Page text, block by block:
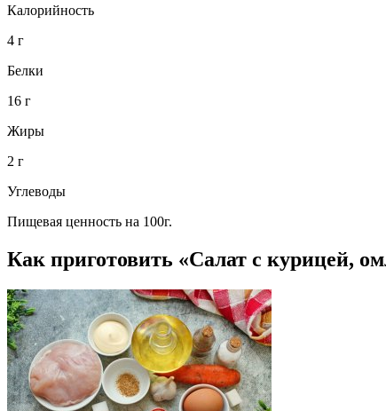
Калорийность
4 г
Белки
16 г
Жиры
2 г
Углеводы
Пищевая ценность на 100г.
Как приготовить «Салат с курицей,